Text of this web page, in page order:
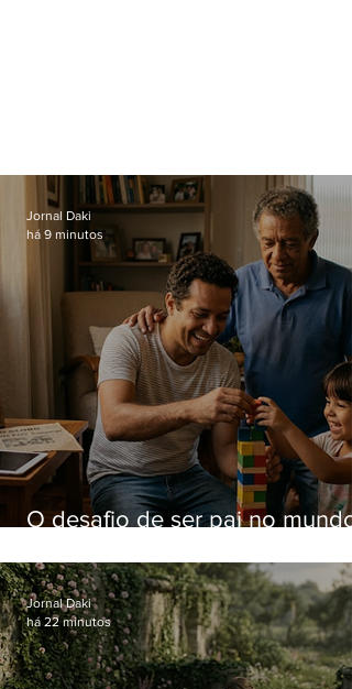
O desafio de ser pai no mundo
Jornal Daki
há 9 minutos
Jornal Daki
há 22 minutos